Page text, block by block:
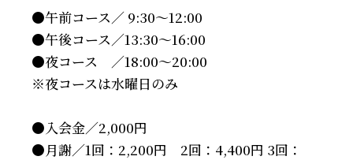
●午前コース／ 9:30～12:00
●午後コース／13:30～16:00
●夜コース ／18:00～20:00
※夜コースは水曜日のみ
●入会金／2,000円
●月謝／1回：2,200円 2回：4,400円 3回：